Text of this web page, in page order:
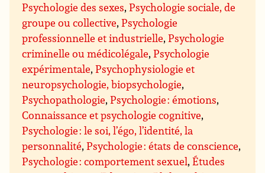
Psychologie des sexes,Psychologie sociale, de
groupe ou collective,Psychologie
professionnelle et industrielle,Psychologie
criminelle ou médicolégale,Psychologie
expérimentale,Psychophysiologie et
neuropsychologie, biopsychologie,
Psychopathologie,Psychologie : émotions,
Connaissance et psychologie cognitive,
Psychologie : le soi, l’égo, l’identité, la
personnalité,Psychologie : états de conscience,
Psychologie : comportement sexuel,Études